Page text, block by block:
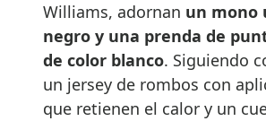
Williams, adornan un
negro y una prenda de
de color blanco. Siguiendo
un jersey de rombos con
que retienen el calor y un